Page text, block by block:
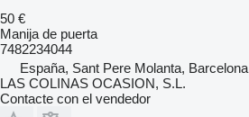
50 €
Manija de puerta
7482234044
España, Sant Pere Molanta, Barcelona
LAS COLINAS OCASION, S.L.
Contacte con el vendedor